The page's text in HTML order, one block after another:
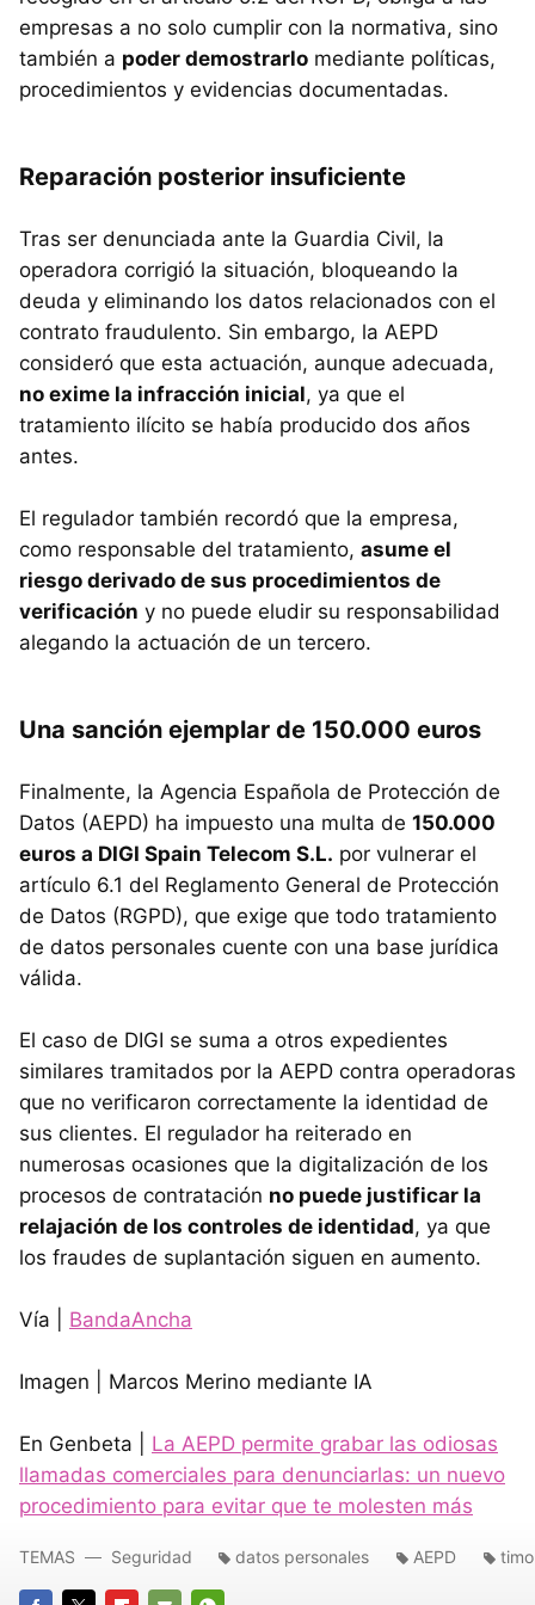
empresas a no solo cumplir con la normativa, sino
también a poder demostrarlo mediante políticas,
procedimientos y evidencias documentadas.
Reparación posterior insuficiente
Tras ser denunciada ante la Guardia Civil, la
operadora corrigió la situación, bloqueando la
deuda y eliminando los datos relacionados con el
contrato fraudulento. Sin embargo, la AEPD
consideró que esta actuación, aunque adecuada,
no exime la infracción inicial, ya que el
tratamiento ilícito se había producido dos años
antes.
El regulador también recordó que la empresa,
como responsable del tratamiento, asume el
riesgo derivado de sus procedimientos de
verificación y no puede eludir su responsabilidad
alegando la actuación de un tercero.
Una sanción ejemplar de 150.000 euros
Finalmente, la Agencia Española de Protección de
Datos (AEPD) ha impuesto una multa de 150.000
euros a DIGI Spain Telecom S.L. por vulnerar el
artículo 6.1 del Reglamento General de Protección
de Datos (RGPD), que exige que todo tratamiento
de datos personales cuente con una base jurídica
válida.
El caso de DIGI se suma a otros expedientes
similares tramitados por la AEPD contra operadoras
que no verificaron correctamente la identidad de
sus clientes. El regulador ha reiterado en
numerosas ocasiones que la digitalización de los
procesos de contratación no puede justificar la
relajación de los controles de identidad, ya que
los fraudes de suplantación siguen en aumento.
Vía | BandaAncha
Imagen | Marcos Merino mediante IA
En Genbeta | La AEPD permite grabar las odiosas
llamadas comerciales para denunciarlas: un nuevo
procedimiento para evitar que te molesten más
TEMAS Seguridad datos personales AEPD timo